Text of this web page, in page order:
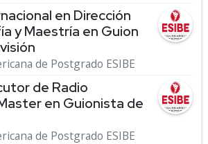
en Dirección
y Maestría en Guion
de Postgrado ESIBE
de Radio
en Guionista de
de Postgrado ESIBE